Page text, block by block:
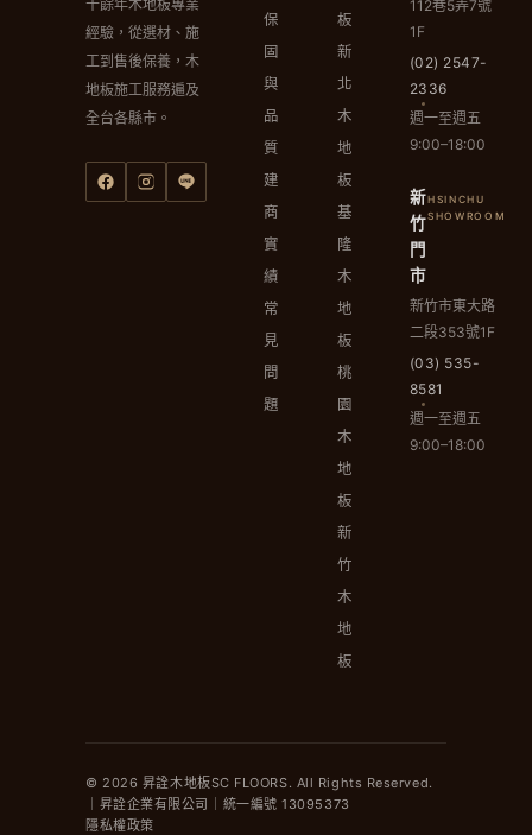
十餘年木地板專業
經驗，從選材、施
工到售後保養，木
地板施工服務遍及
全台各縣市。
保
固
與
品
質
建
商
實
績
常
見
問
題
板
新
北
木
地
板
基
隆
木
地
板
桃
園
木
地
板
新
竹
木
地
板
112巷5弄7號
1F
(02) 2547-
2336
週一至週五
9:00–18:00
新
竹
門
市
HSINCHU
SHOWROOM
新竹市東大路
二段353號1F
(03) 535-
8581
週一至週五
9:00–18:00
© 2026 昇詮木地板SC FLOORS. All Rights Reserved.
｜昇詮企業有限公司｜統一編號 13095373
隱私權政策